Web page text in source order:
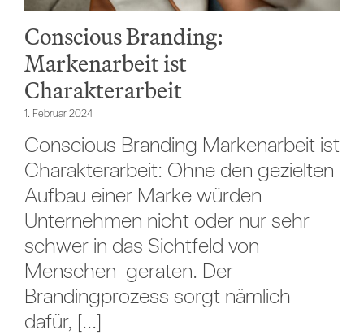
Conscious Branding:
Markenarbeit ist
Charakterarbeit
1. Februar 2024
Conscious Branding Markenarbeit ist
Charakterarbeit: Ohne den gezielten
Aufbau einer Marke würden
Unternehmen nicht oder nur sehr
schwer in das Sichtfeld von
Menschen geraten. Der
Brandingprozess sorgt nämlich
dafür, [...]